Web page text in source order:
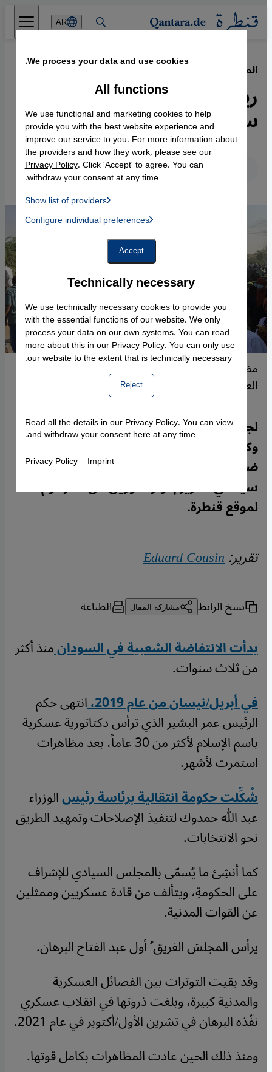
Direkt zum Inhalt springen
AR
المقاومة الشعبية السلمية في السودان·
06.02.2022
ريبورتاج من الخرطوم: "الثورة
ستنتصر"
English عربي
مظاهرة سودانية مؤيدة للديمقراطية ضد المجلس
العسكري بالخرطوم - كانون الثاني / يناير 2022.
لجان مقاومة مدنية على مستوى الأحياء
وكامل البلد: قوة دافعة لاحتجاجات مستمرة
ضد الحكم العسكري تهدف إلى لعب دور
سياسي. تقرير إدوارد كوزين من الخرطوم
لموقع قنطرة.
تقرير:Eduard Cousin
نسخ الرابط مشاركة المقال الطباعة
بدأت الانتفاضة الشعبية في السودانمنذ أكثر
من ثلاث سنوات.
في أبريل/نيسان من عام 2019،
انتهى حكم
الرئيس عمر البشير الذي ترأس دكتاتورية عسكرية
باسم الإسلام لأكثر من 30 عاماً، بعد مظاهرات
استمرت لأشهر.
شُكِّلت حكومة انتقالية برئاسة رئيسالوزراء
عبد الله حمدوك لتنفيذ الإصلاحات وتمهيد الطريق
نحو الانتخابات.
كما أنشِئ ما يُسمّى بالمجلس السيادي للإشراف
على الحكومةِ، ويتألف من قادة عسكريين وممثلين
عن القوات المدنية.
يرأس المجلسَ الفريق ُ أول عبد الفتاح البرهان.
وقد بقيت التوترات بين الفصائل العسكرية
والمدنية كبيرة، وبلغت ذروتها في انقلاب عسكري
نفّذه البرهان في تشرين الأول/أكتوبر في عام 2021.
ومنذ ذلك الحين عادت المظاهرات بكامل قوتها.
We process your data and use cookies.
Technically necessary
We use technically necessary cookies to provide you
with the essential functions of our website. We only
process your data on our own systems. You can read
more about this in ourPrivacy Policy. You can only use
our website to the extent that is technically necessary.
Reject
All functions
We use functional and marketing cookies to help
provide you with the best website experience and
improve our service to you. For more information about
the providers and how they work, please see our
Privacy Policy. Click 'Accept' to agree. You can
withdraw your consent at any time.
Show list of providers
Instagram Embed, Twitter Embed, Youtube Embed
Facebook Embed / Facebook Connect
Google Maps Embed
Configure individual preferences
Accept
Read all the details in ourPrivacy Policy. You can view
and withdraw your consent here at any time.
Privacy Policy Imprint